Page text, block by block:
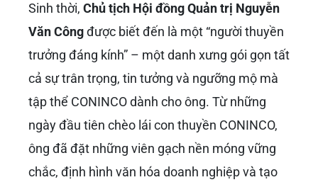
Sinh thời, Chủ tịch Hội đồng Quản trị Nguyễn
Văn Côngđược biết đến là một “người thuyền
trưởng đáng kính” – một danh xưng gói gọn tất
cả sự trân trọng, tin tưởng và ngưỡng mộ mà
tập thể CONINCO dành cho ông. Từ những
ngày đầu tiên chèo lái con thuyền CONINCO,
ông đã đặt những viên gạch nền móng vững
chắc, định hình văn hóa doanh nghiệp và tạo